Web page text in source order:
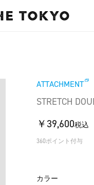
ATTACHMENT
STRETCH
￥39,600税込
360ポイント付与
カラー